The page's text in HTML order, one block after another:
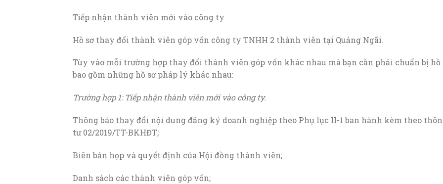
Tiếp nhận thành viên mới vào công ty
Hồ sơ thay đổi thành viên góp vốn công ty TNHH 2 thành viên tại Quảng Ngãi.
Tùy vào mỗi trường hợp thay đổi thành viên góp vốn khác nhau mà bạn cần phải chuẩn bị hồ
bao gồm những hồ sơ pháp lý khác nhau:
Trường hợp 1: Tiếp nhận thành viên mới vào công ty.
Thông báo thay đổi nội dung đăng ký doanh nghiệp theo Phụ lục II-1 ban hành kèm theo
tư 02/2019/TT-BKHĐT;
Biên bản họp và quyết định của Hội đồng thành viên;
Danh sách các thành viên góp vốn;